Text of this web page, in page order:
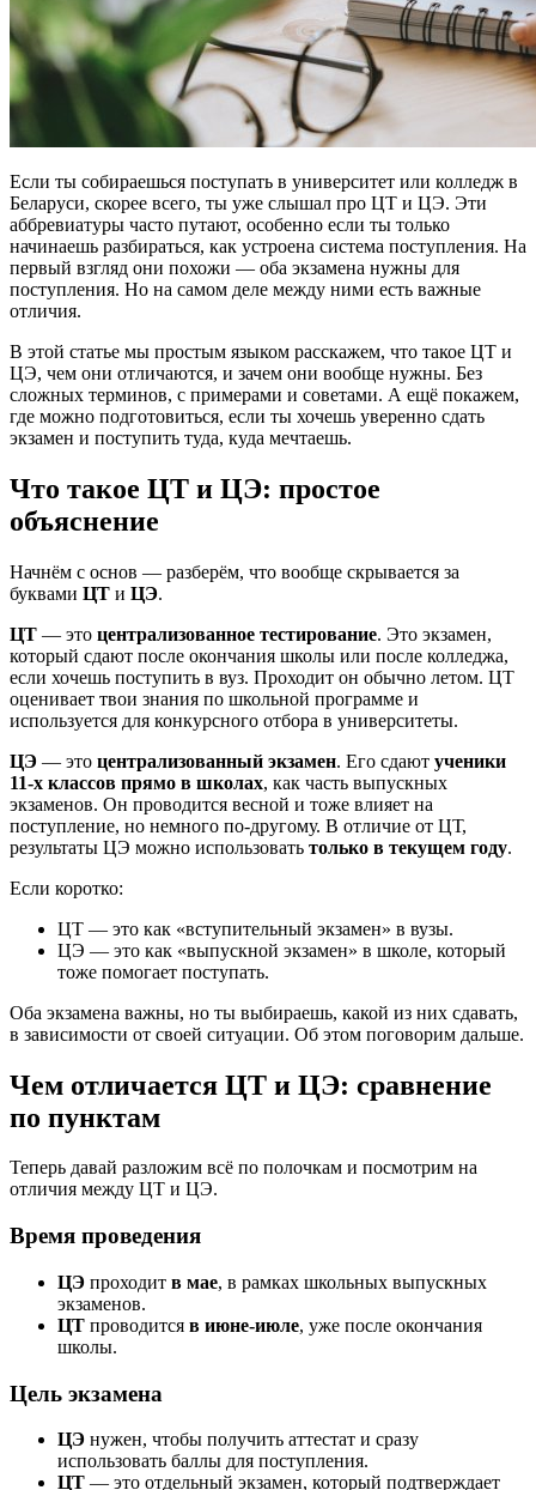
Если ты собираешься поступать в университет или колледж в
Беларуси, скорее всего, ты уже слышал про ЦТ и ЦЭ. Эти
аббревиатуры часто путают, особенно если ты только
начинаешь разбираться, как устроена система поступления. На
первый взгляд они похожи — оба экзамена нужны для
поступления. Но на самом деле между ними есть важные
отличия.
В этой статье мы простым языком расскажем, что такое ЦТ и
ЦЭ, чем они отличаются, и зачем они вообще нужны. Без
сложных терминов, с примерами и советами. А ещё покажем,
где можно подготовиться, если ты хочешь уверенно сдать
экзамен и поступить туда, куда мечтаешь.
Что такое ЦТ и ЦЭ: простое
объяснение
Начнём с основ — разберём, что вообще скрывается за
буквами ЦТ и ЦЭ.
ЦТ — это централизованное тестирование. Это экзамен,
который сдают после окончания школы или после колледжа,
если хочешь поступить в вуз. Проходит он обычно летом. ЦТ
оценивает твои знания по школьной программе и
используется для конкурсного отбора в университеты.
ЦЭ — это централизованный экзамен. Его сдают ученики
11-х классов прямо в школах, как часть выпускных
экзаменов. Он проводится весной и тоже влияет на
поступление, но немного по-другому. В отличие от ЦТ,
результаты ЦЭ можно использовать только в текущем году.
Если коротко:
ЦТ — это как «вступительный экзамен» в вузы.
ЦЭ — это как «выпускной экзамен» в школе, который
тоже помогает поступать.
Оба экзамена важны, но ты выбираешь, какой из них сдавать,
в зависимости от своей ситуации. Об этом поговорим дальше.
Чем отличается ЦТ и ЦЭ: сравнение
по пунктам
Теперь давай разложим всё по полочкам и посмотрим на
отличия между ЦТ и ЦЭ.
Время проведения
ЦЭ проходит в мае, в рамках школьных выпускных
экзаменов.
ЦТ проводится в июне-июле, уже после окончания
школы.
Цель экзамена
ЦЭ нужен, чтобы получить аттестат и сразу
использовать баллы для поступления.
ЦТ — это отдельный экзамен, который подтверждает